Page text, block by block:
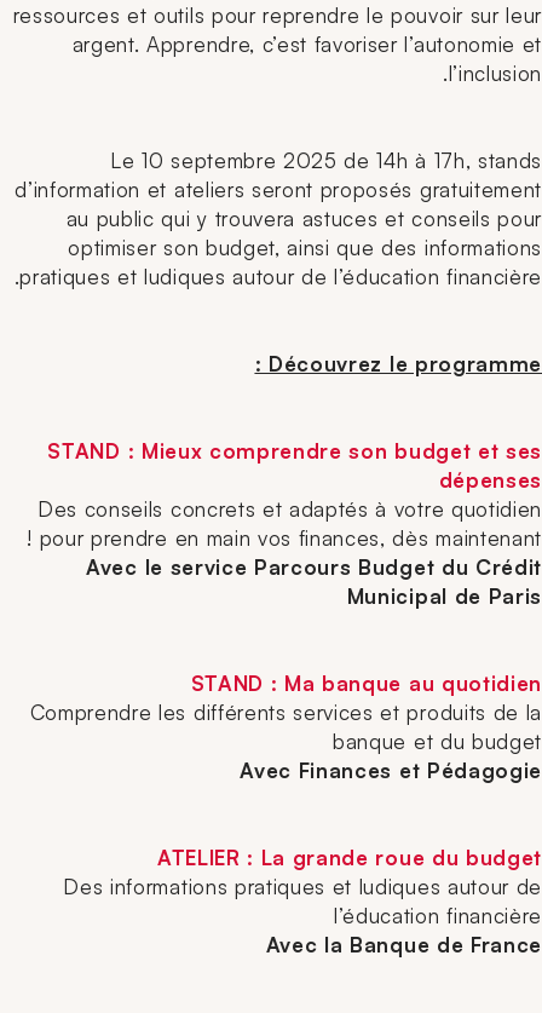
ressources et outils pour reprendre le pouvoir sur leur
argent. Apprendre, c’est favoriser l’autonomie et
l’inclusion.
Le 10 septembre 2025 de 14h à 17h, stands
d’information et ateliers seront proposés gratuitement
au public qui y trouvera astuces et conseils pour
optimiser son budget, ainsi que des informations
pratiques et ludiques autour de l’éducation financière.
Découvrez le programme :
STAND : Mieux comprendre son budget et ses
dépenses
Des conseils concrets et adaptés à votre quotidien
pour prendre en main vos finances, dès maintenant !
Avec le service Parcours Budget du Crédit
Municipal de Paris
STAND : Ma banque au quotidien
Comprendre les différents services et produits de la
banque et du budget
Avec Finances et Pédagogie
ATELIER : La grande roue du budget
Des informations pratiques et ludiques autour de
l’éducation financière
Avec la Banque de France